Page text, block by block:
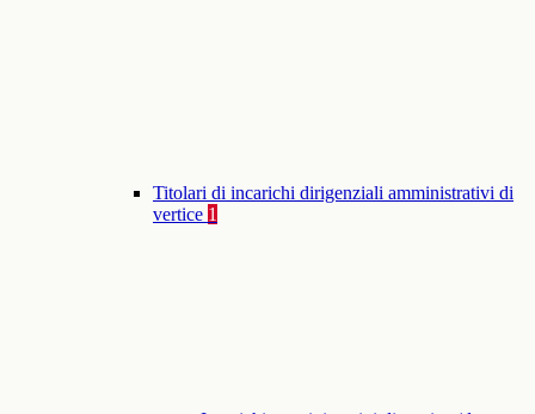
Titolari di incarichi dirigenziali amministrativi di
vertice 1